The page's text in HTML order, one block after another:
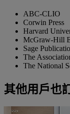
ABC-CLIO
Corwin Press
Harvard
McGraw-Hill
Sage
The
The National
其他用戶也